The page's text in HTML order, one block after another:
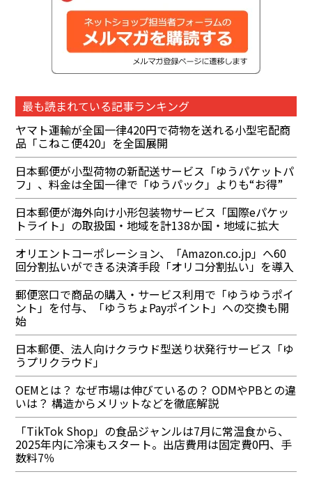
最も読まれている記事ランキング
ヤマト運輸が全国一律420円で荷物を送れる小型宅配商
品「こねこ便420」を全国展開
日本郵便が小型荷物の新配送サービス「ゆうパケットパ
フ」、料金は全国一律で「ゆうパック」よりも“お得”
日本郵便が海外向け小形包装物サービス「国際eパケッ
トライト」の取扱国・地域を計138か国・地域に拡大
オリエントコーポレーション、「Amazon.co.jp」へ60
回分割払いができる決済手段「オリコ分割払い」を導入
郵便窓口で商品の購入・サービス利用で「ゆうゆうポイ
ント」を付与、「ゆうちょPayポイント」への交換も開
始
日本郵便、法人向けクラウド型送り状発行サービス「ゆ
うプリクラウド」
OEMとは？ なぜ市場は伸びているの？ ODMやPBとの違
いは？ 構造からメリットなどを徹底解説
「TikTok Shop」の食品ジャンルは7月に常温食から、
2025年内に冷凍もスタート。出店費用は固定費0円、手
数料7％